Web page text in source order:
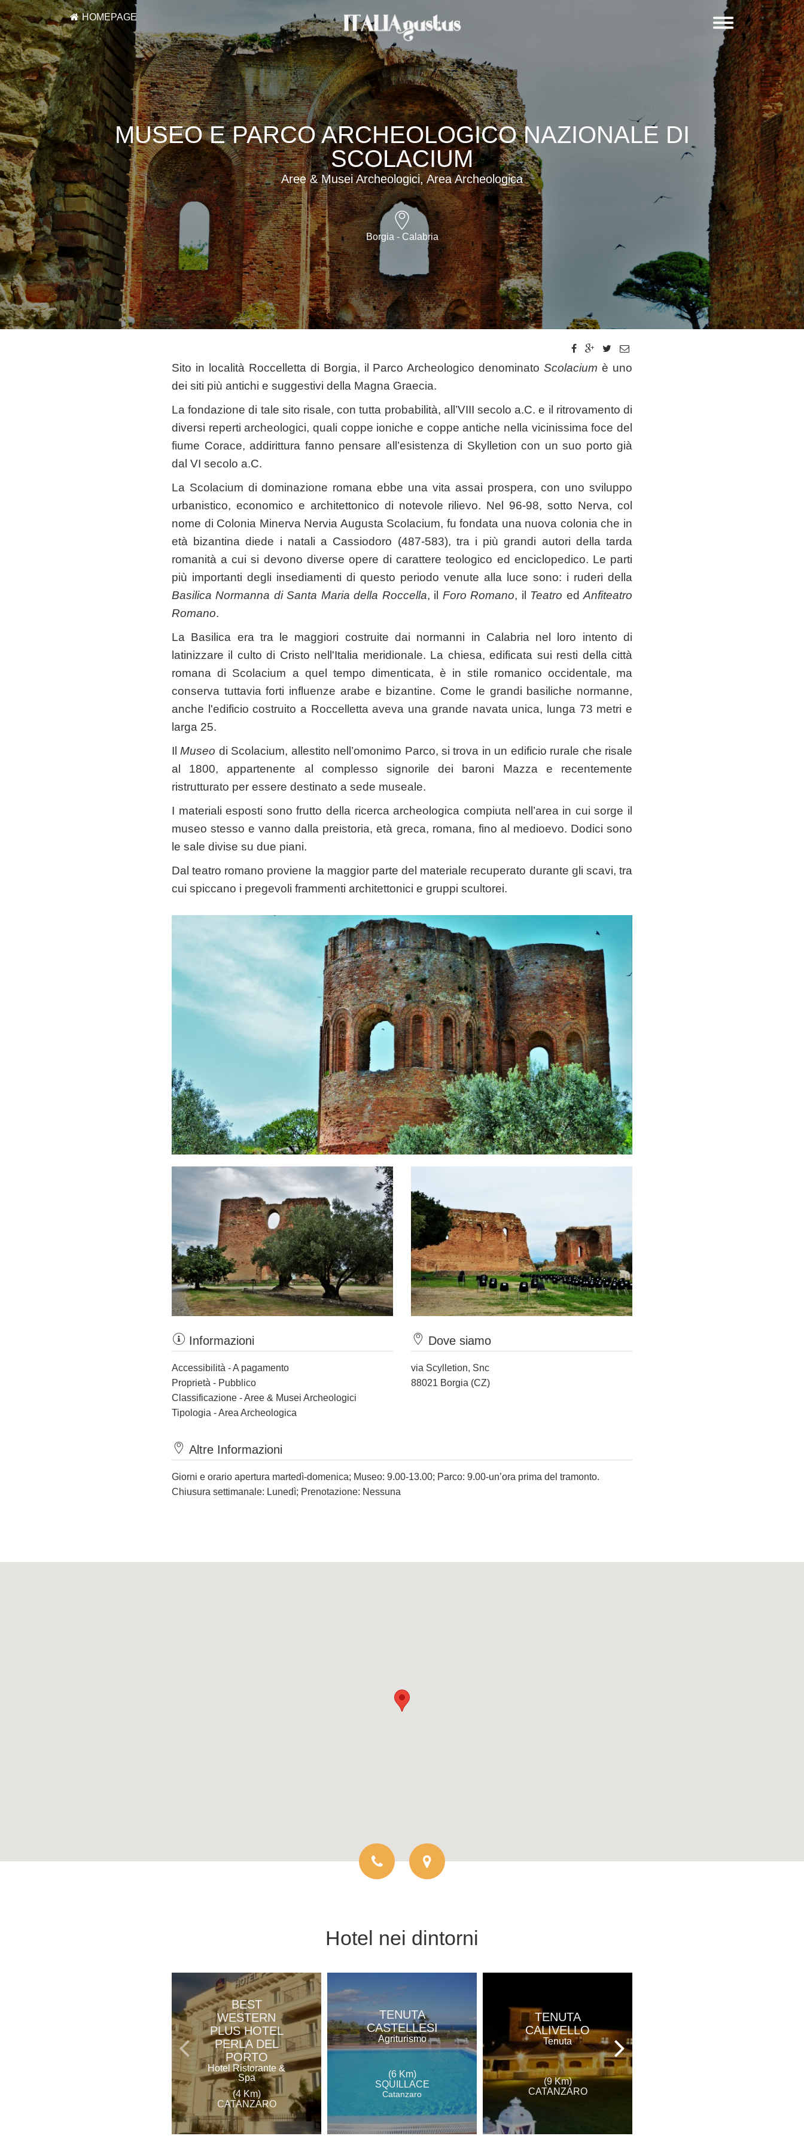
HOMEPAGE
MUSEO E PARCO ARCHEOLOGICO NAZIONALE DI
SCOLACIUM
Aree & Musei Archeologici, Area Archeologica
Borgia - Calabria
Sito in località Roccelletta di Borgia, il Parco Archeologico denominatoScolacium è uno
dei siti più antichi e suggestivi della Magna Graecia.
La fondazione di tale sito risale, con tutta probabilità, all’VIII secolo a.C. e il ritrovamento di
diversi reperti archeologici, quali coppe ioniche e coppe antiche nella vicinissima foce del
fiume Corace, addirittura fanno pensare all’esistenza di Skylletion con un suo porto già
dal VI secolo a.C.
La Scolacium di dominazione romana ebbe una vita assai prospera, con uno sviluppo
urbanistico, economico e architettonico di notevole rilievo. Nel 96-98, sotto Nerva, col
nome di Colonia Minerva Nervia Augusta Scolacium, fu fondata una nuova colonia che in
età bizantina diede i natali a Cassiodoro (487-583), tra i più grandi autori della tarda
romanità a cui si devono diverse opere di carattere teologico ed enciclopedico. Le parti
più importanti degli insediamenti di questo periodo venute alla luce sono: i ruderi della
Basilica Normanna di Santa Maria della Roccella, il Foro Romano, il Teatro edAnfiteatro
Romano.
La Basilica era tra le maggiori costruite dai normanni in Calabria nel loro intento di
latinizzare il culto di Cristo nell'Italia meridionale. La chiesa, edificata sui resti della città
romana di Scolacium a quel tempo dimenticata, è in stile romanico occidentale, ma
conserva tuttavia forti influenze arabe e bizantine. Come le grandi basiliche normanne,
anche l'edificio costruito a Roccelletta aveva una grande navata unica, lunga 73 metri e
larga 25.
IlMuseo di Scolacium, allestito nell’omonimo Parco, si trova in un edificio rurale che risale
al 1800, appartenente al complesso signorile dei baroni Mazza e recentemente
ristrutturato per essere destinato a sede museale.
I materiali esposti sono frutto della ricerca archeologica compiuta nell’area in cui sorge il
museo stesso e vanno dalla preistoria, età greca, romana, fino al medioevo. Dodici sono
le sale divise su due piani.
Dal teatro romano proviene la maggior parte del materiale recuperato durante gli scavi, tra
cui spiccano i pregevoli frammenti architettonici e gruppi scultorei.
Informazioni
Accessibilità - A pagamento
Proprietà - Pubblico
Classificazione - Aree & Musei Archeologici
Tipologia - Area Archeologica
Dove siamo
via Scylletion, Snc
88021 Borgia (CZ)
Altre Informazioni
Giorni e orario apertura martedì-domenica; Museo: 9.00-13.00; Parco: 9.00-un’ora prima del tramonto.
Chiusura settimanale: Lunedì; Prenotazione: Nessuna
Hotel nei dintorni
BEST
WESTERN
PLUS HOTEL
PERLA DEL
PORTO
Hotel Ristorante &
Spa
(4 Km)
CATANZARO
TENUTA
CASTELLESI
Agriturismo
(6 Km)
SQUILLACE
Catanzaro
TENUTA
CALIVELLO
Tenuta
(9 Km)
CATANZARO